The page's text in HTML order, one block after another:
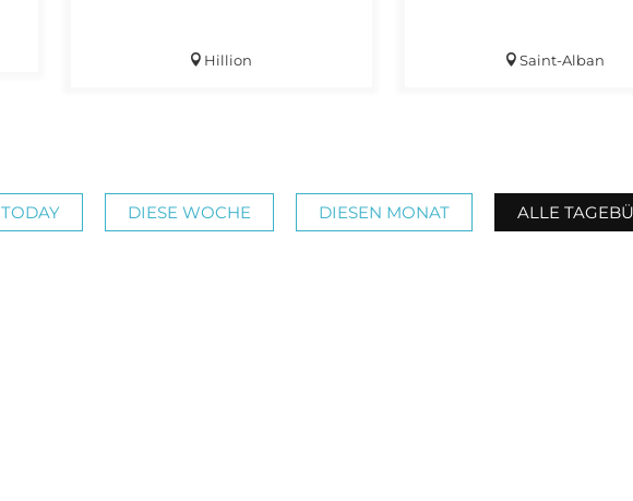
Hillion Saint-Alban
TODAY DIESE WOCHE DIESEN MONAT ALLE